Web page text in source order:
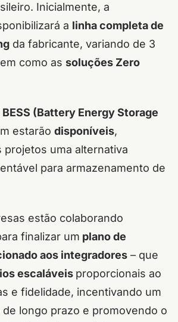
Inicialmente, a
a linha completa de
da fabricante, variando de 3
como as soluções Zero
BESS (Battery Energy Storage
estarão disponíveis,
projetos uma alternativa
para armazenamento de
estão colaborando
finalizar um plano de
aos integradores – que
escaláveis proporcionais ao
e fidelidade, incentivando um
longo prazo e promovendo o